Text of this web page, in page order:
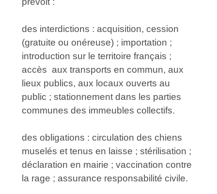
des interdictions : acquisition, cession
(gratuite ou onéreuse) ; importation ;
introduction sur le territoire français ;
accès aux transports en commun, aux
lieux publics, aux locaux ouverts au
public ; stationnement dans les parties
communes des immeubles collectifs.
des obligations : circulation des chiens
muselés et tenus en laisse ; stérilisation ;
déclaration en mairie ; vaccination contre
la rage ; assurance responsabilité civile.